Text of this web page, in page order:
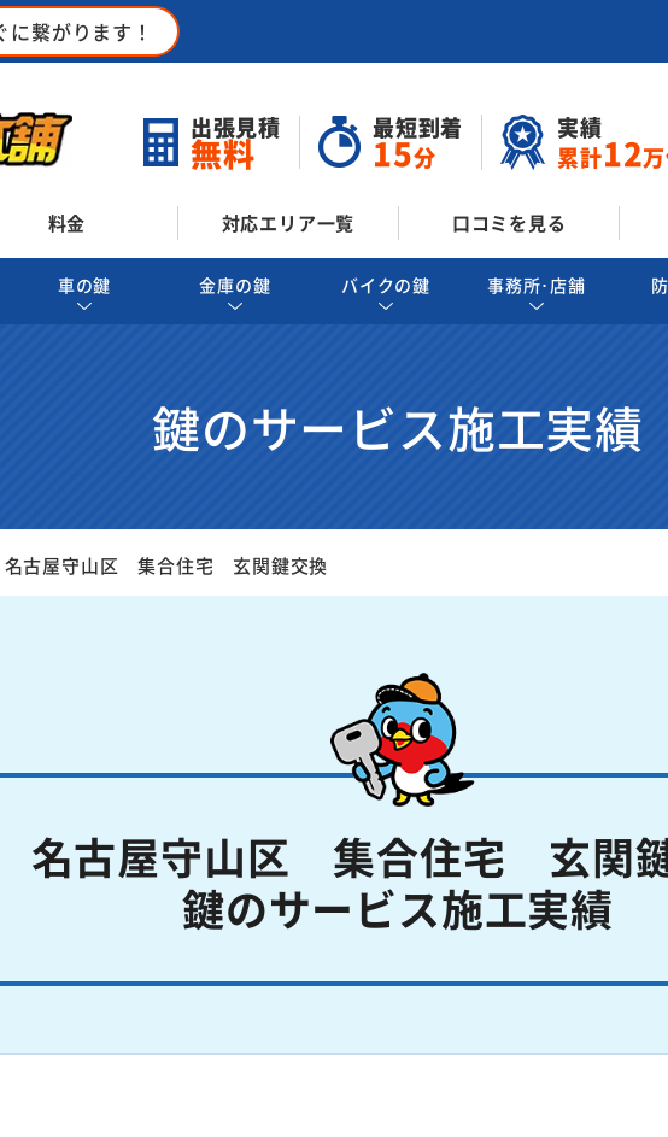
繋がります！
出張見積
無料
最短到着
15分
実績
累計12
料金 対応エリア一覧 口コミを見る
車の鍵 金庫の鍵 バイクの鍵 事務所･店舗
鍵のサービス施工実績
名古屋守山区 集合住宅 玄関鍵交換
名古屋守山区 集合住宅 玄関
鍵のサービス施工実績